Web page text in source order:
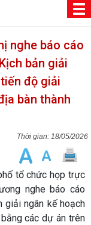
nghe báo cáo
bản giải
độ giải
bàn thành
18/05/2026
tổ chức họp trực
nghe báo cáo
giải ngân kế hoạch
các dự án trên